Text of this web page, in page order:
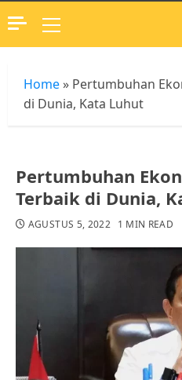
Primary
Menu
Home » Pertumbuhan
di Dunia, Kata Luhut
Pertumbuhan
Terbaik di Dunia,
AGUSTUS 5, 2022 1 MIN READ